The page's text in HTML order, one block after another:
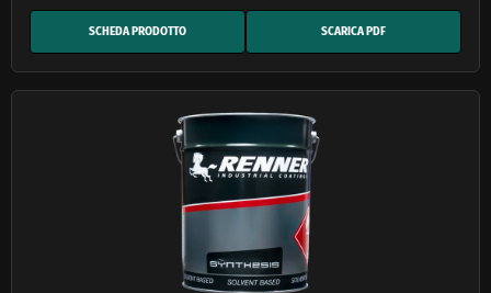
SCHEDA PRODOTTO SCARICA PDF